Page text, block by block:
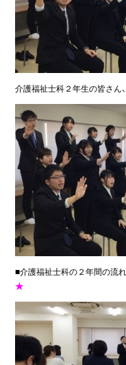
介護福祉士科２年生の皆さん
■介護福祉士科の２年間の流
★